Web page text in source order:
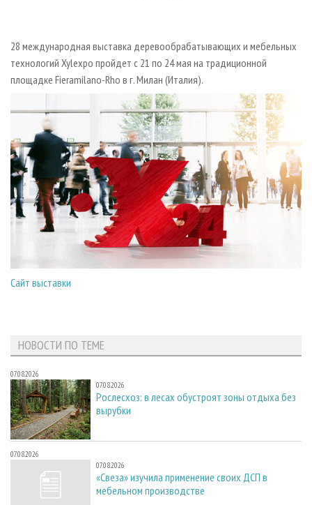
ДЕРЕВЯННОЕ ДОМОСТРОЕНИЕ
ПРОИЗВОДСТВО МЕБЕЛИ
ЦБП
ИНСТРУМЕНТ И МАТЕРИАЛЫ
ОФИЦИАЛЬНЫЕ ДЕЛЕГАЦИИ
ПРИОРИТЕТНЫЕ ИНВЕСТПРОЕКТЫ
RUSSIAN FORESTRY REVIEW
ГАЗЕТА ЛЕСПРОМФОРУМ
БИБЛИОТЕКА СПЕЦИАЛИСТА
28 международная выставка деревообрабатывающих и мебельных
технологий Xylexpo пройдет с 21 по 24 мая на традиционной
площадке Fieramilano-Rho в г. Милан (Италия).
Сайт выставки
НОВОСТИ ПО ТЕМЕ
07.08.2026
07.08.2026
Рослесхоз: в лесах обустроят зоны отдыха без
вырубки
07.08.2026
07.08.2026
«Свеза» изучила применение своих ДСП в
мебельном производстве